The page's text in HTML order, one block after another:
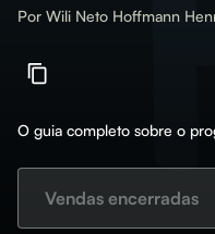
Por Wili Neto Hoffmann
O guia completo sobre o
Vendas encerradas